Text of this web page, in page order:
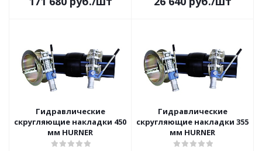
Гидравлические
скругляющие накладки 450
мм HURNER
Гидравлические
скругляющие накладки 355
мм HURNER